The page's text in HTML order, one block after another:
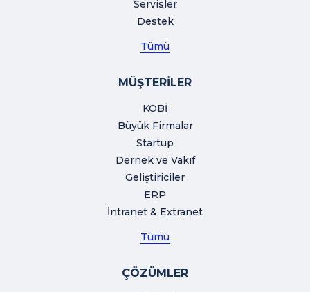
Servisler
Destek
Tümü
MÜŞTERİLER
KOBİ
Büyük Firmalar
Startup
Dernek ve Vakıf
Geliştiriciler
ERP
İntranet & Extranet
Tümü
ÇÖZÜMLER